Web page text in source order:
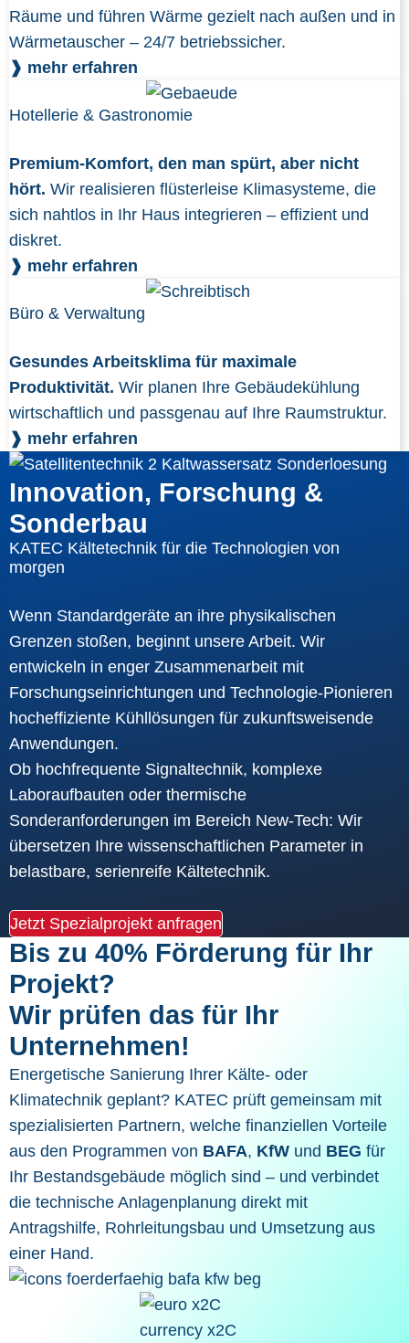
Räume und führen Wärme gezielt nach außen und in
Wärmetauscher – 24/7 betriebssicher.
❱ mehr erfahren
Hotellerie & Gastronomie
Premium-Komfort, den man spürt, aber nicht
hört. Wir realisieren flüsterleise Klimasysteme, die
sich nahtlos in Ihr Haus integrieren – effizient und
diskret.
❱ mehr erfahren
Büro & Verwaltung
Gesundes Arbeitsklima für maximale
Produktivität. Wir planen Ihre Gebäudekühlung
wirtschaftlich und passgenau auf Ihre Raumstruktur.
❱ mehr erfahren
Innovation, Forschung &
Sonderbau
KATEC Kältetechnik für die Technologien von
morgen
Wenn Standardgeräte an ihre physikalischen
Grenzen stoßen, beginnt unsere Arbeit. Wir
entwickeln in enger Zusammenarbeit mit
Forschungseinrichtungen und Technologie-Pionieren
hocheffiziente Kühllösungen für zukunftsweisende
Anwendungen.
Ob hochfrequente Signaltechnik, komplexe
Laboraufbauten oder thermische
Sonderanforderungen im Bereich New-Tech: Wir
übersetzen Ihre wissenschaftlichen Parameter in
belastbare, serienreife Kältetechnik.
Jetzt Spezialprojekt anfragen
Energetische Sanierung Ihrer Kälte- oder
Klimatechnik geplant? KATEC prüft gemeinsam mit
spezialisierten Partnern, welche finanziellen Vorteile
aus den Programmen von BAFA, KfW und BEG für
Ihr Bestandsgebäude möglich sind – und verbindet
die technische Anlagenplanung direkt mit
Antragshilfe, Rohrleitungsbau und Umsetzung aus
einer Hand.
Bis zu 40% Förderung für Ihr
Projekt?
Wir prüfen das für Ihr
Unternehmen!